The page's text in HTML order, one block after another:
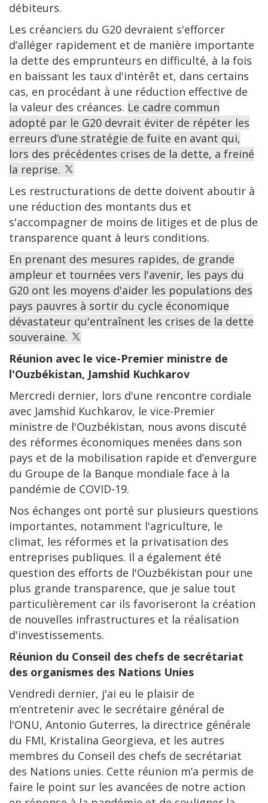
débiteurs.
Les créanciers du G20 devraient s'efforcer
d’alléger rapidement et de manière importante
la dette des emprunteurs en difficulté, à la fois
en baissant les taux d'intérêt et, dans certains
cas, en procédant à une réduction effective de
la valeur des créances. Le cadre commun
adopté par le G20 devrait éviter de répéter les
erreurs d’une stratégie de fuite en avant qui,
lors des précédentes crises de la dette, a freiné
la reprise.
Les restructurations de dette doivent aboutir à
une réduction des montants dus et
s'accompagner de moins de litiges et de plus de
transparence quant à leurs conditions.
En prenant des mesures rapides, de grande
ampleur et tournées vers l'avenir, les pays du
G20 ont les moyens d'aider les populations des
pays pauvres à sortir du cycle économique
dévastateur qu'entraînent les crises de la dette
souveraine.
Réunion avec le vice-Premier ministre de
l'Ouzbékistan, Jamshid Kuchkarov
Mercredi dernier, lors d'une rencontre cordiale
avec Jamshid Kuchkarov, le vice-Premier
ministre de l'Ouzbékistan, nous avons discuté
des réformes économiques menées dans son
pays et de la mobilisation rapide et d’envergure
du Groupe de la Banque mondiale face à la
pandémie de COVID-19.
Nos échanges ont porté sur plusieurs questions
importantes, notamment l'agriculture, le
climat, les réformes et la privatisation des
entreprises publiques. Il a également été
question des efforts de l'Ouzbékistan pour une
plus grande transparence, que je salue tout
particulièrement car ils favoriseront la création
de nouvelles infrastructures et la réalisation
d'investissements.
Réunion du Conseil des chefs de secrétariat
des organismes des Nations Unies
Vendredi dernier, j'ai eu le plaisir de
m’entretenir avec le secrétaire général de
l'ONU, Antonio Guterres, la directrice générale
du FMI, Kristalina Georgieva, et les autres
membres du Conseil des chefs de secrétariat
des Nations unies. Cette réunion m’a permis de
faire le point sur les avancées de notre action